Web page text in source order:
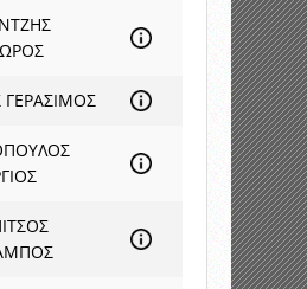
ΓΕΡΑΣΙΜΟΣ